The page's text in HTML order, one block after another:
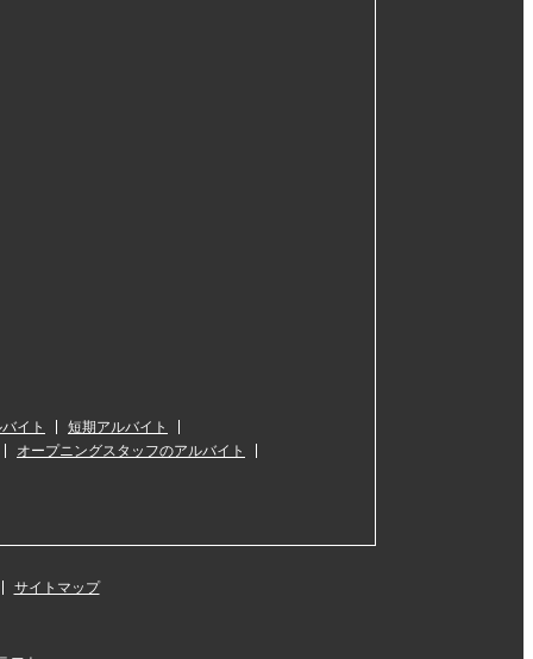
イト
短期アルバイト
オープニングスタッフのアルバイト
サイトマップ